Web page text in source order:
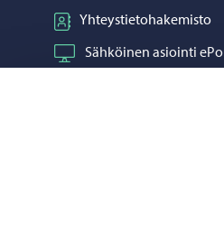
Yhteystietohakemisto
Sähköinen asiointi